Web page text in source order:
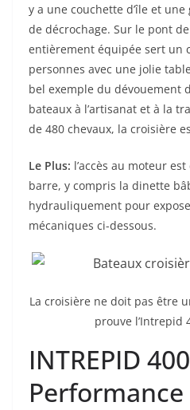
y a une couchette d’île et
de décrochage. Sur le pont
entièrement équipée sert un
personnes avec une jolie
bel exemple du dévouement
bateaux à l’artisanat et à la
de 480 chevaux, la croisière
Le Plus: l’accès au moteur
barre, y compris la dinette
hydrauliquement pour
mécaniques ci-dessous.
La croisière ne doit pas être
prouve l’Intrepid
INTREPID